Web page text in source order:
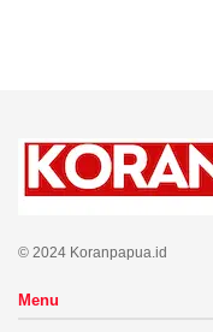
© 2024 Koranpapua.id
Menu